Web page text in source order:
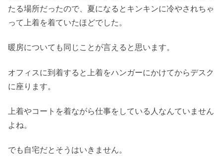
たる場所だったので、夏になるとキンキンに冷やされちゃ
って上着を着ていたほどでした。
暖房についても同じことが言えると思います。
オフィスに到着すると上着をハンガーにかけてからデスク
に座ります。
上着やコートを着ながら仕事をしている人なんていません
よね。
でも自宅だとそうはいきません。